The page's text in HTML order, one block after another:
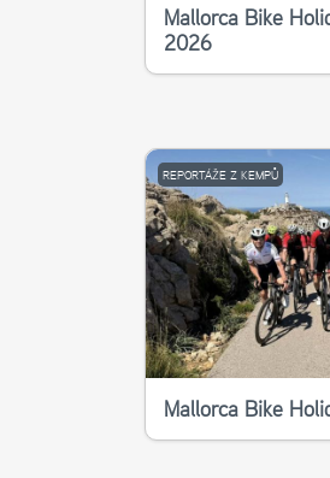
Mallorca Bike
2026
REPORTÁŽE Z KEMPŮ
Mallorca Bike